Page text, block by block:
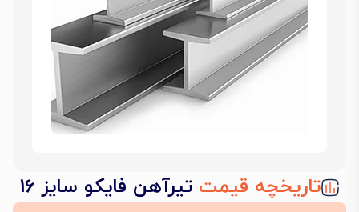
تاریخچه قیمتتیرآهن فایکو سایز 16